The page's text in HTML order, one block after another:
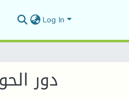
Log In
دور